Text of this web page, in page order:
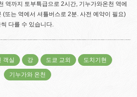
역까지 토부특급으로 2시간, 기누가와온천 역에
(또는 역에서 셔틀버스로 2분. 사전 예약이 필요)
다를 수 있습니다.
객실 강 도쿄 교외 도치기현
기누가와 온천